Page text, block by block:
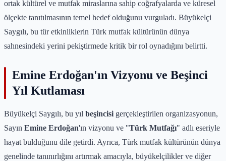
ortak kültürel ve mutfak miraslarına sahip coğrafyalarda ve küresel
ölçekte tanıtılmasının temel hedef olduğunu vurguladı. Büyükelçi
Saygılı, bu tür etkinliklerin Türk mutfak kültürünün dünya
sahnesindeki yerini pekiştirmede kritik bir rol oynadığını belirtti.
Emine Erdoğan'ın Vizyonu ve Beşinci
Yıl Kutlaması
Büyükelçi Saygılı, bu yıl beşincisi gerçekleştirilen organizasyonun,
Sayın Emine Erdoğan'ın vizyonu ve "Türk Mutfağı" adlı eseriyle
hayat bulduğunu dile getirdi. Ayrıca, Türk mutfak kültürünün dünya
genelinde tanınırlığını artırmak amacıyla, büyükelçilikler ve diğer